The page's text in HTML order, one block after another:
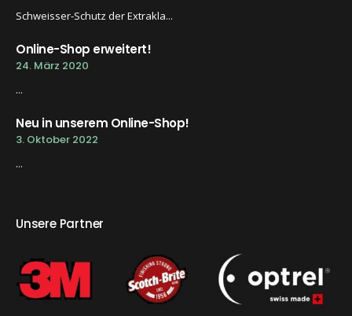
Schweisser-Schutz der Extrakla...
Online-Shop erweitert!
24. März 2020
...
Neu in unserem Online-Shop!
3. Oktober 2022
...
Unsere Partner